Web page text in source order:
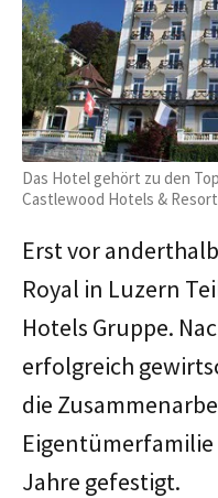
Das Hotel gehört zu den
Castlewood Hotels &
Erst vor
Royal in Luzern
Hotels Gruppe.
erfolgreich
die
Jahre gefestigt.